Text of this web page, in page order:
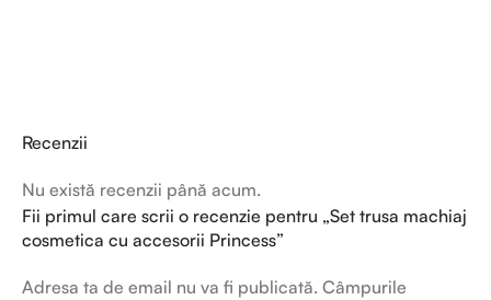
Recenzii
Nu există recenzii până acum.
Fii primul care scrii o recenzie pentru „Set trusa machiaj
cosmetica cu accesorii Princess”
Adresa ta de email nu va fi publicată. Câmpurile